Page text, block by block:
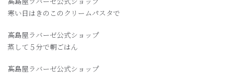
寒い日はきのこのクリームパスタで
高島屋ラバーゼ公式ショップ
蒸して５分で朝ごはん
髙島屋ラバーゼ公式ショップ